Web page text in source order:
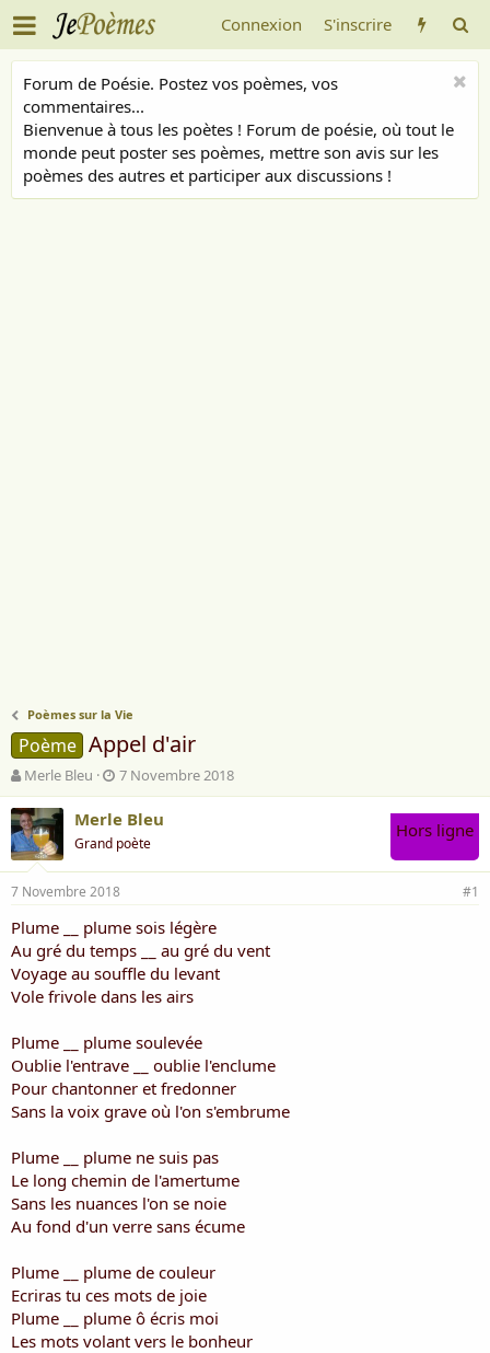
Connexion S'inscrire
Forum de Poésie. Postez vos poèmes, vos
commentaires...
Bienvenue à tous les poètes ! Forum de poésie, où tout le
monde peut poster ses poèmes, mettre son avis sur les
poèmes des autres et participer aux discussions !
Poèmes sur la Vie
Poème Appel d'air
A
u
t
e
u
r
d
e
l
a
d
i
u
s
s
i
n
Merle Bleu
D
a
t
d
e
d
é
b
u
t
7 Novembre 2018
Merle Bleu
Grand poète
Hors ligne
7 Novembre 2018 #1
Plume __ plume sois légère
Au gré du temps __ au gré du vent
Voyage au souffle du levant
Vole frivole dans les airs
Plume __ plume soulevée
Oublie l'entrave __ oublie l'enclume
Pour chantonner et fredonner
Sans la voix grave où l'on s'embrume
Plume __ plume ne suis pas
Le long chemin de l'amertume
Sans les nuances l'on se noie
Au fond d'un verre sans écume
Plume __ plume de couleur
Ecriras tu ces mots de joie
Plume __ plume ô écris moi
Les mots volant vers le bonheur